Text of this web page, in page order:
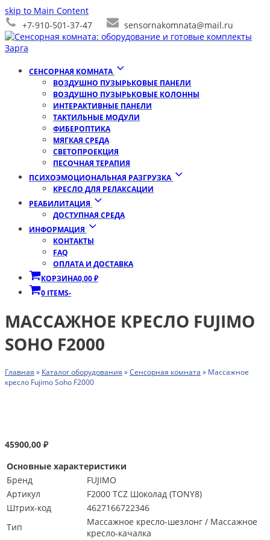
skip to Main Content
+7-910-501-37-47
sensornakomnata@mail.ru
СЕНСОРНАЯ КОМНАТА
ВОЗДУШНО ПУЗЫРЬКОВЫЕ ПАНЕЛИ
ВОЗДУШНО ПУЗЫРЬКОВЫЕ КОЛОННЫ
ИНТЕРАКТИВНЫЕ ПАНЕЛИ
ТАКТИЛЬНЫЕ МОДУЛИ
ФИБЕРОПТИКА
МЯГКАЯ СРЕДА
СВЕТОПРОЕКЦИЯ
ПЕСОЧНАЯ ТЕРАПИЯ
ПСИХОЭМОЦИОНАЛЬНАЯ РАЗГРУЗКА
КРЕСЛО ДЛЯ РЕЛАКСАЦИИ
РЕАБИЛИТАЦИЯ
ДОСТУПНАЯ СРЕДА
ИНФОРМАЦИЯ
КОНТАКТЫ
FAQ
ОПЛАТА И ДОСТАВКА
КОРЗИНА0,00₽
0 ITEMS-
МАССАЖНОЕ КРЕСЛО FUJIMO
SOHO F2000
Главная » Каталог оборудования »Сенсорная комната » Массажное
кресло Fujimo Soho F2000
45900,00 ₽
Основные характеристики
Бренд
FUJIMO
Артикул
F2000 TCZ Шоколад (TONY8)
Штрих-код
4627166722346
Тип
Массажное кресло-шезлонг / Массажное
кресло-качалка